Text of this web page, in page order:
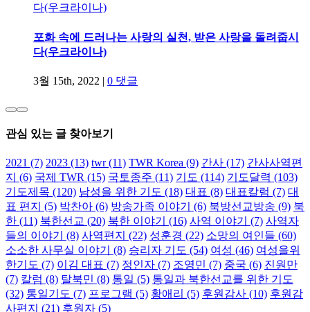
다(우크라이나)
포화 속에 드러나는 사랑의 실천, 받은 사랑을 돌려줍시
다(우크라이나)
3월 15th, 2022 | 0 댓글
관심 있는 글 찾아보기
2021 (7) 2023 (13) twr(11) TWR Korea (9) 간사 (17) 간사사역편
지 (6) 국제 TWR (15) 국토종주 (11) 기도 (114) 기도달력 (103)
기도제목 (120) 남성을 위한 기도 (18) 대표 (8) 대표칼럼 (7) 대
표 편지 (5) 박찬아 (6) 방송가족 이야기 (6) 북방선교방송 (9) 북
한 (11) 북한선교 (20) 북한 이야기 (16) 사역 이야기 (7) 사역자
들의 이야기
(8) 사역편지 (22) 성훈경 (22) 소망의 여인들 (60)
소소한 사무실 이야기
(8) 승리자 기도 (54) 여성 (46) 여성을위
한기도 (7) 이김 대표 (7) 정인자 (7) 조영민 (7) 중국 (6) 진원만
(7) 칼럼 (8) 탈북민 (8) 통일 (5) 통일과 북한선교를 위한 기도
(32) 통일기도 (7) 프로그램 (5) 황애리 (5) 후원감사 (10) 후원감
사편지 (21) 후원자 (5)